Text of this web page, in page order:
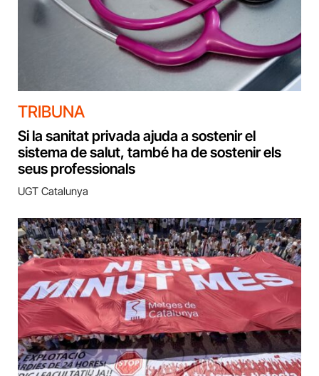
TRIBUNA
Si la sanitat privada ajuda a sostenir el
sistema de salut, també ha de sostenir els
seus professionals
UGT Catalunya